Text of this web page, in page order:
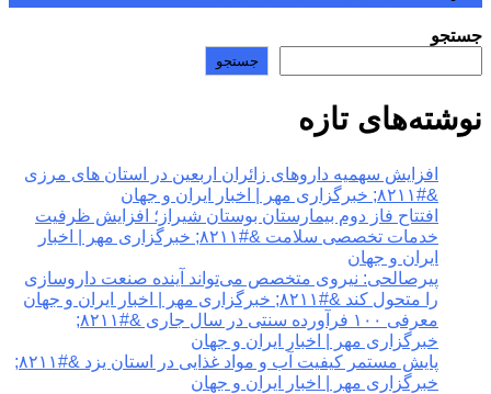
جستجو
جستجو
نوشته‌های تازه
افزایش سهمیه داروهای زائران اربعین در استان های مرزی
&#۸۲۱۱; خبرگزاری مهر | اخبار ایران و جهان
افتتاح فاز دوم بیمارستان بوستان شیراز؛ افزایش ظرفیت
خدمات تخصصی سلامت &#۸۲۱۱; خبرگزاری مهر | اخبار
ایران و جهان
پیرصالحی: نیروی متخصص می‌تواند آینده صنعت داروسازی
را متحول کند &#۸۲۱۱; خبرگزاری مهر | اخبار ایران و جهان
معرفی ۱۰۰ فرآورده سنتی در سال جاری &#۸۲۱۱;
خبرگزاری مهر | اخبار ایران و جهان
پایش مستمر کیفیت آب و مواد غذایی در استان یزد &#۸۲۱۱;
خبرگزاری مهر | اخبار ایران و جهان